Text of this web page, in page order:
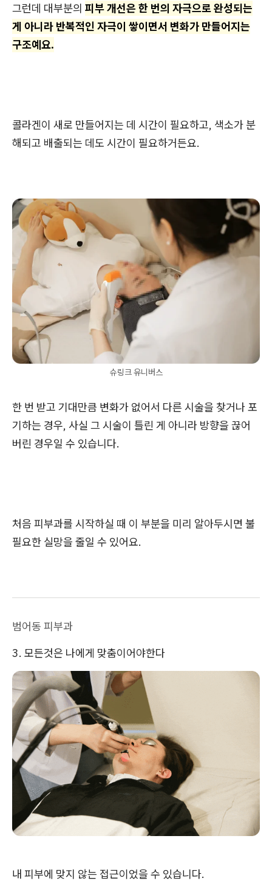
그런데 대부분의 피부 개선은 한 번의 자극으로 완성되는
게 아니라 반복적인 자극이 쌓이면서 변화가 만들어지는
구조예요.
콜라겐이 새로 만들어지는 데 시간이 필요하고, 색소가 분
해되고 배출되는 데도 시간이 필요하거든요.
슈링크 유니버스
한 번 받고 기대만큼 변화가 없어서 다른 시술을 찾거나 포
기하는 경우, 사실 그 시술이 틀린 게 아니라 방향을 끊어
버린 경우일 수 있습니다.
처음 피부과를 시작하실 때 이 부분을 미리 알아두시면 불
필요한 실망을 줄일 수 있어요.
범어동 피부과
3. 모든것은 나에게 맞춤이어야한다
내 피부에 맞지 않는 접근이었을 수 있습니다.